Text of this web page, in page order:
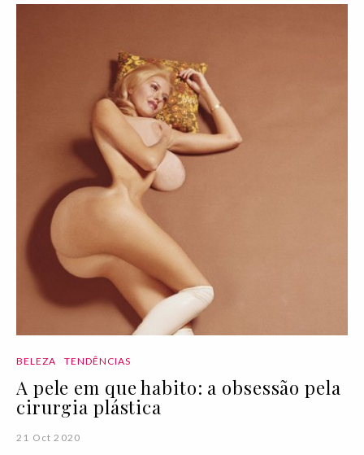
BELEZA TENDÊNCIAS
A pele em que habito: a obsessão pela
cirurgia plástica
21 Oct 2020